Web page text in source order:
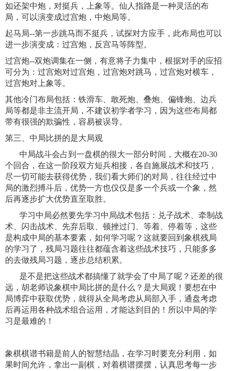
如还架中炮，对挺兵，上象等。仙人指路是一种灵活的布
局，可以演变成过宫炮，中炮局等。
起马局--第一步跳马而不挺兵，试探对方应手，此布局也可以
进一步演变成：过宫炮，反宫马等阵型。
过宫炮--双炮调集在一侧，有意将子力集中，根据对手的应招
可分为：过宫炮对过宫炮，过宫炮对跳马，过宫炮对横车，
过宫炮对上象等。
其他冷门布局包括：铁滑车、敢死炮、叠炮、偏锋炮、边兵
局等都是非主流开局，不建议初学者学习，因为这些布局都
带有很强的欺骗性，容易被误导。
第三、中局比拼的是大局观
中局战斗会占到一盘棋的很大一部分时间，大概在20-30
个回合，在这一阶段双方短兵相接，各自施展战术和技巧，
尽一切可能去获得优势，我们看大师们的对局，往往经过中
局的激烈搏斗后，优势一方也仅仅是多一个兵或一个象，然
后再逐步扩大优势直至取胜。
学习中局必然要先学习中局战术包括：兑子战术、牵制战
术、闪击战术、先弃后取、顿挫过门、等着、停着等，这些
是构成中局的基本要素，如何学习呢？这就要回到象棋残局
的学习了，残局习题往往都蕴含着这些战术技巧，只能多多
的去做残局习题，逐步总结积累。
是不是把这些战术都搞懂了就学会了中局了呢？还差的很
远，胡老师说象棋中局比拼的是什么？是大局观！要想在中
局博弈中获取优势，就得从全局考虑从局部入手，通盘考虑
后再运用各种战术组合运用，才能达到目的！所以中局的学
习是最难的！
象棋棋谱书籍是前人的智慧结晶，在学习时要充分利用，如
果时间允许，拿出一副棋，对着棋谱摆摆，认真思考每一步